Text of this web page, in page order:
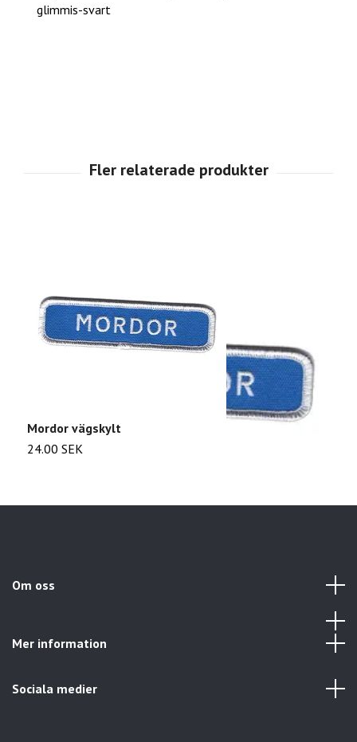
glimmis-svart
Mordor vägskylt
24.00 SEK
Om oss
Mer information
Sociala medier